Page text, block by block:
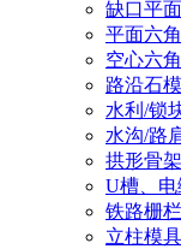
缺口平
平面六
空心六
路沿石
水利/锁
水沟/路
拱形骨
U槽、电
铁路栅
立柱模具